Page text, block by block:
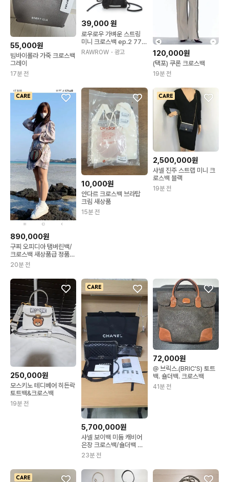
55,000원
빔바이롤라 가죽 크로스백
그레이
17분 전
39,000원
로우로우 가벼운 스트링
미니 크로스백 ep.2 771
(2컬러)
RAWROW ・광고 120,000원
(택포) 쿠론 크로스백
19분 전
890,000원
구찌 오피디아 탬버린백/
크로스백 새상품급 정품
(감정O)
20분 전
10,000원
안다르 크로스백 브라탑
크림 새상품
15분 전
2,500,000원
샤넬 진주 스트랩 미니 크
로스백 블랙
19분 전
250,000원
모스키노 테디베어 히든락
토트백&크로스백
19분 전
5,700,000원
샤넬 보이백 미듐 캐비어
은장 크로스백/숄더백 정
품S급(감정서O)
23분 전
72,000원
@ 브릭스.(BRIC'S) 토트
백. 숄더백. 크로스백
41분 전